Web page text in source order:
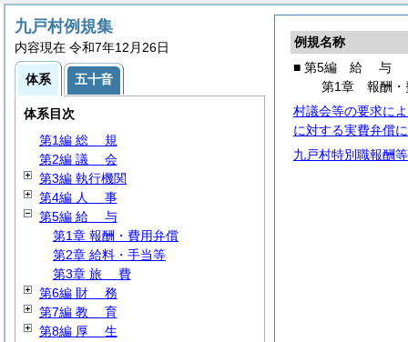
例規名称
■ 第5編 給 与
第1章 報酬・
村議会等の要求に
に対する実費弁償
九戸村特別職報酬
九戸村例規集
内容現在 令和7年12月26日
体系 五十音
体系目次
第1編 総 規
第2編 議 会
第3編 執行機関
第4編 人 事
第5編 給 与
第1章 報酬・費用弁償
第2章 給料・手当等
第3章 旅 費
第6編 財 務
第7編 教 育
第8編 厚 生